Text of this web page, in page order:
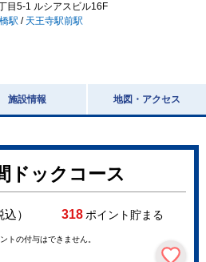
目5-1 ルシアスビル16F
駅 / 天王寺駅前駅
施設情報 地図・アクセス
ドックコース
込） 318ポイント貯まる
トの付与はできません。